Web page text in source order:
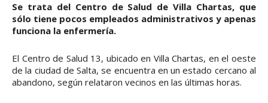
Se trata del Centro de Salud de Villa Chartas, que
sólo tiene pocos empleados administrativos y apenas
funciona la enfermería.
El Centro de Salud 13, ubicado en Villa Chartas, en el oeste
de la ciudad de Salta, se encuentra en un estado cercano al
abandono, según relataron vecinos en las últimas horas.